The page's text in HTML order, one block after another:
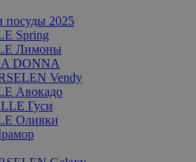
посуды 2025
Spring
Лимоны
DONNA
Vendy
Авокадо
Гуси
Оливки